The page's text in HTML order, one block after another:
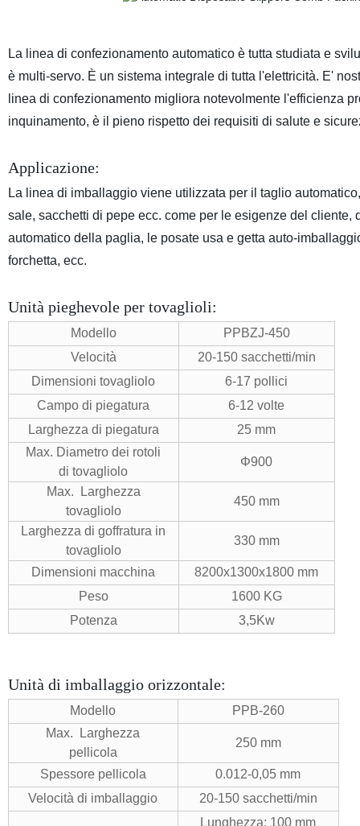
La linea di confezionamento automatico è tutta studiata e
è multi-servo. È un sistema integrale di tutta l'elettricità. E'
linea di confezionamento migliora notevolmente l'efficienza
inquinamento, è il pieno rispetto dei requisiti di salute e
Applicazione:
La linea di imballaggio viene utilizzata per il taglio
sale, sacchetti di pepe ecc. come per le esigenze del
automatico della paglia, le posate usa e getta auto-
forchetta, ecc.
Unità pieghevole per tovaglioli:
Modello
PPBZJ-450
Velocità
20-150 sacchetti/min
Dimensioni tovagliolo
6-17 pollici
Campo di piegatura
6-12 volte
Larghezza di piegatura
25 mm
Max. Diametro dei rotoli
di tovagliolo
Φ900
Max. Larghezza
tovagliolo
450 mm
Larghezza di goffratura in
tovagliolo
330 mm
Dimensioni macchina
8200x1300x1800 mm
Peso
1600 KG
Potenza
3,5Kw
Unità di imballaggio orizzontale:
Modello
PPB-260
Max. Larghezza
pellicola
250 mm
Spessore pellicola
0.012-0,05 mm
Velocità di imballaggio
20-150 sacchetti/min
Lunghezza: 100 mm